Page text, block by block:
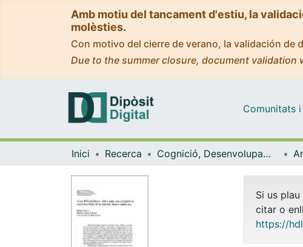
Amb motiu del tancament d'estiu, la
molèsties.
Con motivo del cierre de verano, la validación
Due to the summer closure, document
Comunitats i
Inici Recerca Cognició, Desenvolupament i Psicologia de l'Educació
Si us
citar o
https://